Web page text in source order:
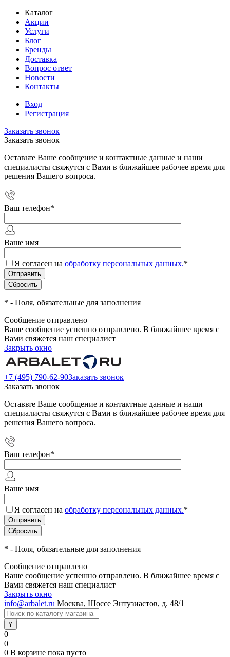
Каталог
Акции
Услуги
Блог
Бренды
Доставка
Вопрос ответ
Новости
Контакты
Вход
Регистрация
Заказать звонок
Заказать звонок
Оставьте Ваше сообщение и контактные данные и наши
специалисты свяжутся с Вами в ближайшее рабочее время для
решения Вашего вопроса.
Ваш телефон*
Ваше имя
Я согласен на обработку персональных данных.*
* - Поля, обязательные для заполнения
Сообщение отправлено
Ваше сообщение успешно отправлено. В ближайшее время с
Вами свяжется наш специалист
Закрыть окно
+7 (495) 790-62-90Заказать звонок
Заказать звонок
Оставьте Ваше сообщение и контактные данные и наши
специалисты свяжутся с Вами в ближайшее рабочее время для
решения Вашего вопроса.
Ваш телефон*
Ваше имя
Я согласен на обработку персональных данных.*
* - Поля, обязательные для заполнения
Сообщение отправлено
Ваше сообщение успешно отправлено. В ближайшее время с
Вами свяжется наш специалист
Закрыть окно
info@arbalet.ru Москва, Шоссе Энтузиастов, д. 48/1
0
0
0 В корзине пока пусто